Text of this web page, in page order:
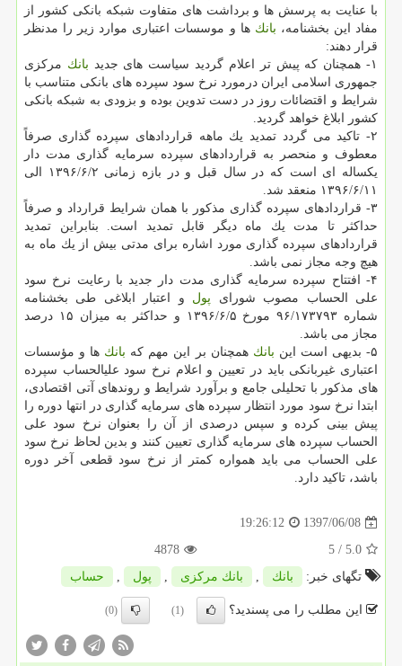
با عنایت به پرسش ها و برداشت های متفاوت شبكه بانكی كشور از
مفاد این بخشنامه، بانك ها و موسسات اعتباری موارد زیر را مدنظر
قرار دهند:
۱- همچنان كه پیش تر اعلام گردید سیاست های جدید
بانك مركزی
جمهوری اسلامی ایران درمورد نرخ سود سپرده های بانكی متناسب با
شرایط و اقتضائات روز در دست تدوین بوده و بزودی به شبكه بانكی
كشور ابلاغ خواهد گردید.
۲- تاكید می گردد تمدید یك ماهه قراردادهای سپرده گذاری صرفاً
معطوف و منحصر به قراردادهای سپرده سرمایه گذاری مدت دار
یكساله ای است كه در سال قبل و در بازه زمانی ۲‏/۶‏/۱۳۹۶ الی
۱۱‏/۶‏/۱۳۹۶ منعقد شد.
۳- قراردادهای سپرده گذاری مذكور با همان شرایط قرارداد و صرفاً
حداكثر تا مدت یك ماه دیگر قابل تمدید است. بنابراین تمدید
قراردادهای سپرده گذاری مورد اشاره برای مدتی بیش از یك ماه به
هیچ وجه مجاز نمی باشد.
۴- افتتاح سپرده سرمایه گذاری مدت دار جدید با رعایت نرخ سود
علی الحساب مصوب شورای پول و اعتبار ابلاغی طی بخشنامه
شماره ۱۷۳۷۹۳‏/۹۶ مورخ ۵‏/۶‏/۱۳۹۶ و حداكثر به میزان ۱۵ درصد
مجاز می باشد.
۵- بدیهی است این
بانك همچنان بر این مهم كه بانك ها و مؤسسات
اعتباری غیربانكی باید در تعیین و اعلام نرخ سود علیالحساب سپرده
های مذكور با تحلیلی جامع و برآورد شرایط و روندهای آتی اقتصادی،
ابتدا نرخ سود مورد انتظار سپرده های سرمایه گذاری در انتها دوره را
پیش بینی كرده و سپس درصدی از آن را بعنوان نرخ سود علی
الحساب سپرده های سرمایه گذاری تعیین كنند و بدین لحاظ نرخ سود
علی الحساب می باید همواره كمتر از نرخ سود قطعی آخر دوره
باشد، تاكید دارد.
1397/06/08
19:26:12
5.0
/ 5
4878
تگهای خبر:
بانك , بانك مركزی , پول , حساب
این مطلب را می پسندید؟ (1)
(0)